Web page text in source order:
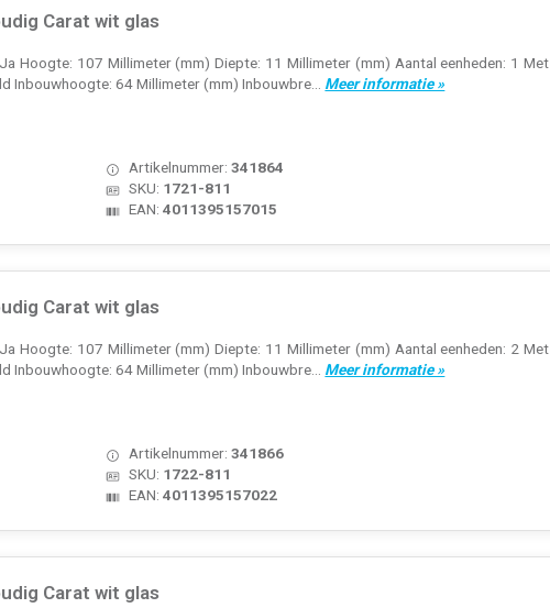
Carat wit glas
Hoogte: 107 Millimeter (mm) Diepte: 11 Millimeter (mm) Aantal eenheden: 1 Met
Inbouwhoogte: 64 Millimeter (mm) Inbouwbre... Meer informatie »
Artikelnummer:341864
SKU: 1721-811
EAN:4011395157015
Carat wit glas
Hoogte: 107 Millimeter (mm) Diepte: 11 Millimeter (mm) Aantal eenheden: 2 Met
Inbouwhoogte: 64 Millimeter (mm) Inbouwbre... Meer informatie »
Artikelnummer:341866
SKU: 1722-811
EAN:4011395157022
Carat wit glas